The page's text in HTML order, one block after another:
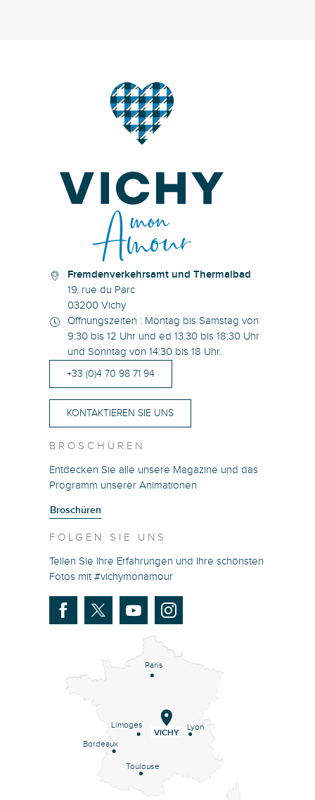
Fremdenverkehrsamt und Thermalbad
19, rue du Parc
03200 Vichy
Öffnungszeiten : Montag bis Samstag von
9:30 bis 12 Uhr und ed 13:30 bis 18:30 Uhr
und Sonntag von 14:30 bis 18 Uhr.
+33 (0)4 70 98 71 94
KONTAKTIEREN SIE UNS
BROSCHÜREN
Entdecken Sie alle unsere Magazine und das
Programm unserer Animationen
Broschüren
FOLGEN SIE UNS
Teilen Sie Ihre Erfahrungen und Ihre schönsten
Fotos mit #vichymonamour
Paris
Lyon
Limoges
Bordeaux
Toulouse
VICHY